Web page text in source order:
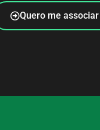
Quero me associar